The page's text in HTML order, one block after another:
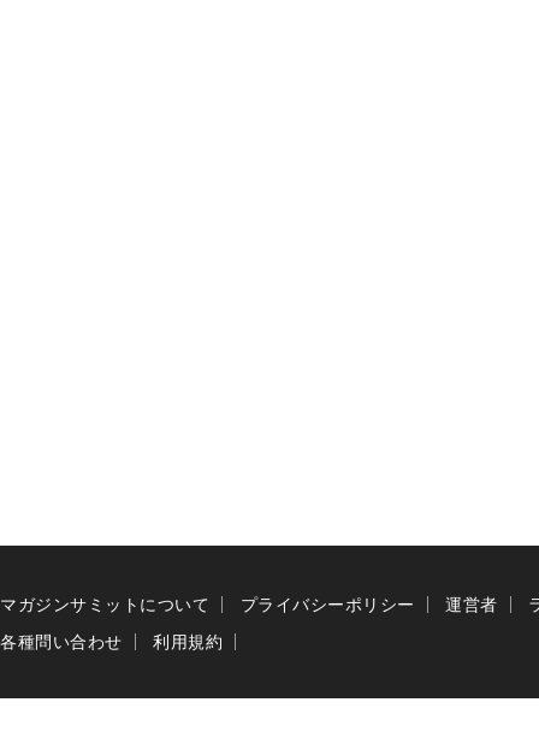
マガジンサミットについて プライバシーポリシー 運営者
各種問い合わせ
利用規約